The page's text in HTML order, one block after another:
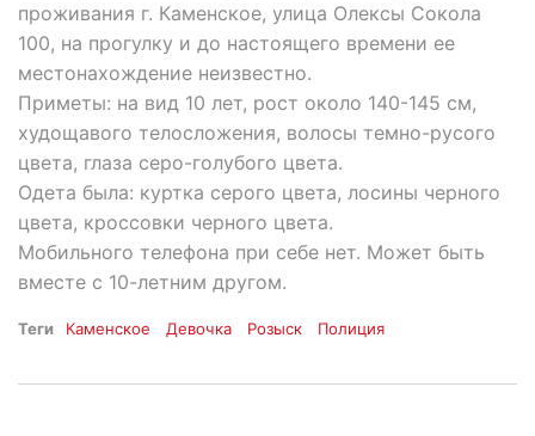
проживания г. Каменское, улица Олексы Сокола
100, на прогулку и до настоящего времени ее
местонахождение неизвестно.
Приметы: на вид 10 лет, рост около 140-145 см,
худощавого телосложения, волосы темно-русого
цвета, глаза серо-голубого цвета.
Одета была: куртка серого цвета, лосины черного
цвета, кроссовки черного цвета.
Мобильного телефона при себе нет. Может быть
вместе с 10-летним другом.
Теги Каменское Девочка Розыск Полиция